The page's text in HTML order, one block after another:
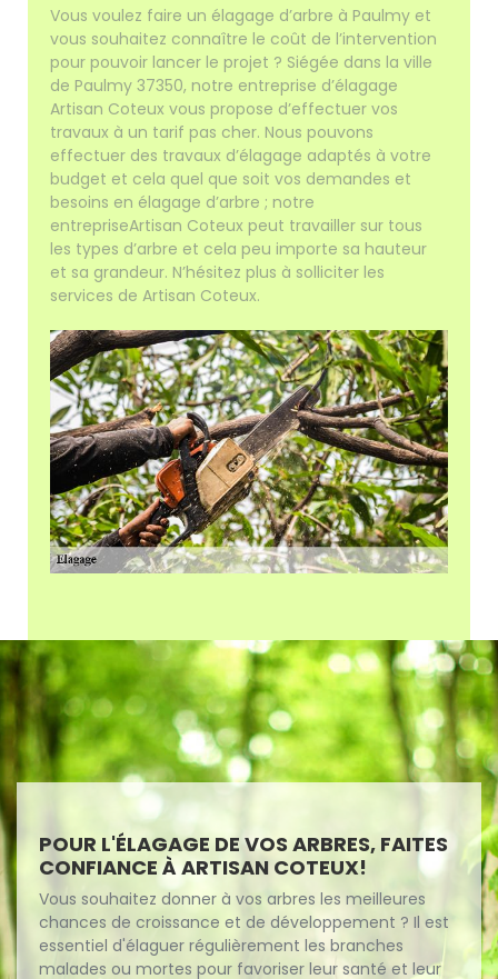
Vous voulez faire un élagage d’arbre à Paulmy et
vous souhaitez connaître le coût de l’intervention
pour pouvoir lancer le projet ? Siégée dans la ville
de Paulmy 37350, notre entreprise d’élagage
Artisan Coteux vous propose d’effectuer vos
travaux à un tarif pas cher. Nous pouvons
effectuer des travaux d’élagage adaptés à votre
budget et cela quel que soit vos demandes et
besoins en élagage d’arbre ; notre
entrepriseArtisan Coteux peut travailler sur tous
les types d’arbre et cela peu importe sa hauteur
et sa grandeur. N’hésitez plus à solliciter les
services de Artisan Coteux.
POUR L'ÉLAGAGE DE VOS ARBRES, FAITES
CONFIANCE À ARTISAN COTEUX!
Vous souhaitez donner à vos arbres les meilleures
chances de croissance et de développement ? Il est
essentiel d'élaguer régulièrement les branches
malades ou mortes pour favoriser leur santé et leur